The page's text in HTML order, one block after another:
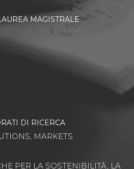
MAGISTRALE
DI RICERCA
MARKETS
PER LA SOSTENIBILITÀ, LA